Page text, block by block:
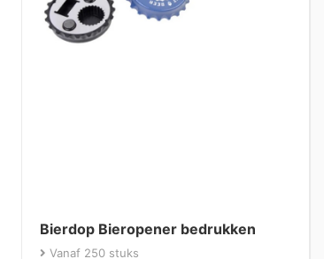
Bierdop Bieropener bedrukken
Vanaf 250 stuks